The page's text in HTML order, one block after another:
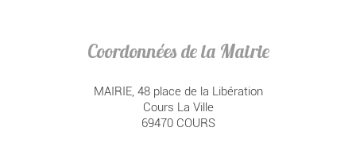
Coordonnées de la Mairie
MAIRIE, 48 place de la Libération
Cours La Ville
69470 COURS